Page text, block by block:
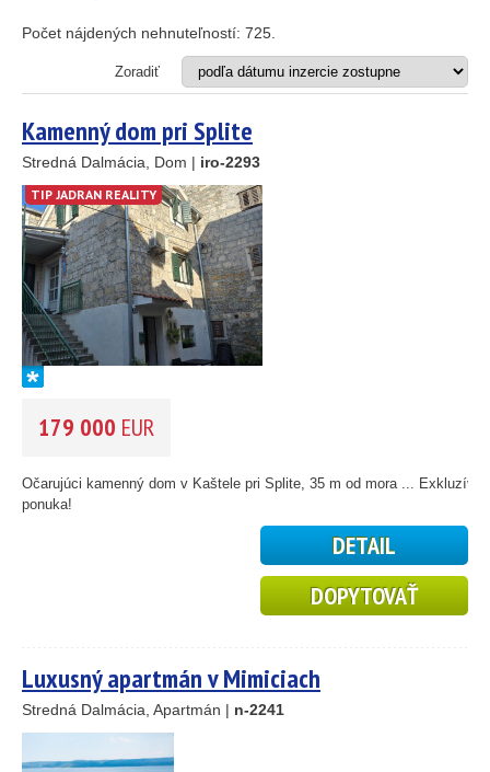
Reštaurácia
Stavebný pozemok
OBLASŤ(môžete vybrať viacej položiek)
Istria (3)
Kvarner (9)
Severná Dalmácia (248)
Stredná Dalmácia (429)
Južná Dalmácia (34)
Počet nájdených nehnuteľností: 725
Zoradiť
Kamenný dom pri Splite
Stredná Dalmácia, Dom | iro-2293
TIP JADRAN REALITY
179 000 EUR
Očarujúci kamenný dom v Kaštele pri Splite, 35 m od mora ... Exkluzívna
ponuka!
DETAIL
DOPYTOVAŤ
Luxusný apartmán v Mimiciach
Stredná Dalmácia, Apartmán | n-2241